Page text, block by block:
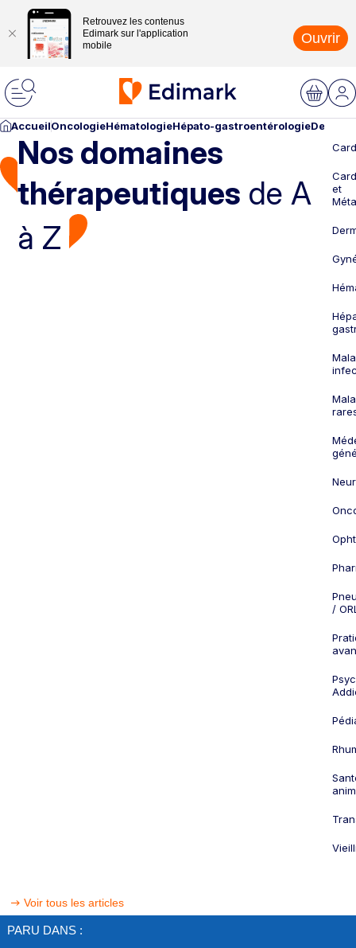
Retrouvez les contenus
Edimark sur l'application
mobile
Ouvrir
AccueilOncologieHématologieHépato-gastroentérologie
Nos domaines
thérapeutiques de A
à Z
et
/
Voir tous les articles
PARU DANS :